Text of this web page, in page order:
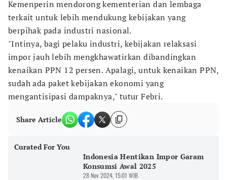
Kemenperin mendorong kementerian dan lembaga
terkait untuk lebih mendukung kebijakan yang
berpihak pada industri nasional.
"Intinya, bagi pelaku industri, kebijakan relaksasi
impor jauh lebih mengkhawatirkan dibandingkan
kenaikan PPN 12 persen. Apalagi, untuk kenaikan PPN,
sudah ada paket kebijakan ekonomi yang
mengantisipasi dampaknya," tutur Febri.
Share Article
Curated For You
Indonesia Hentikan Impor Garam
Konsumsi Awal 2025
28 Nov 2024, 15:01 WIB